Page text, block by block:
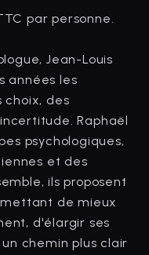
par personne.
Jean-Louis
années les
choix, des
Raphaël
psychologiques,
et des
ils proposent
de mieux
d'élargir ses
chemin plus clair